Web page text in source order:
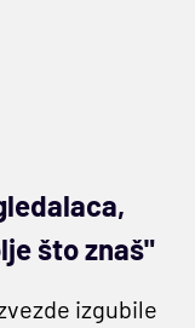
što znaš"
izgubile